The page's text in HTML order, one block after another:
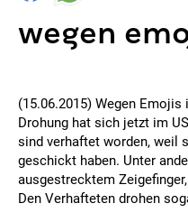
wegen
(15.06.2015) Wegen
Drohung hat sich jetzt im
sind verhaftet worden, weil
geschickt haben. Unter
ausgestrecktem
Den Verhafteten drohen